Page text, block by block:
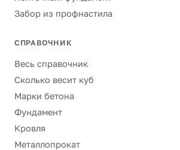
Забор из профнастила
СПРАВОЧНИК
Весь справочник
Сколько весит куб
Марки бетона
Фундамент
Кровля
Металлопрокат